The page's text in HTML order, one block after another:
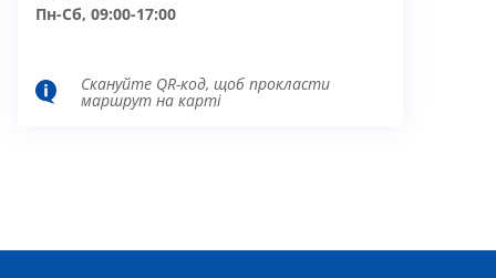
Пн-Сб, 09:00-17:00
Скануйте QR-код, щоб прокласти
маршрут на карті